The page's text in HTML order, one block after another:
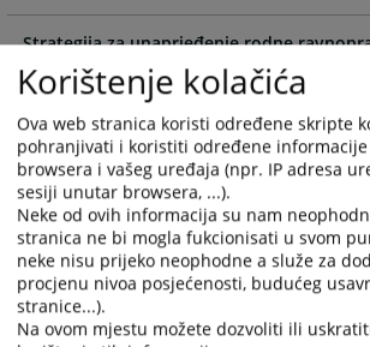
interact
with
the
calendar
and
select
a
date.
Press
the
question
mark
key
interact
with
the
calendar
and
select
a
date.
Press
the
question
key
28.01.2026.
Strategija za unaprjeđenje rodne
pravosuđu u BiH
14.02.2024.
Plan rješavanja starih predmeta za
14.02.2023.
Plan rješavanja starih predmeta za
04.07.2022.
Plan rješavanja starih predmeta za
Korištenje kolačića
Ova web stranica koristi određene skripte
pohranjivati i koristiti određene informacije
browsera i vašeg uređaja (npr. IP adresa
sesiji unutar browsera, ...).
Neke od ovih informacija su nam
stranica ne bi mogla fukcionisati u svom
neke nisu prijeko neophodne a služe za
procjenu nivoa posjećenosti, budućeg
stranice...).
Na ovom mjestu možete dozvoliti ili